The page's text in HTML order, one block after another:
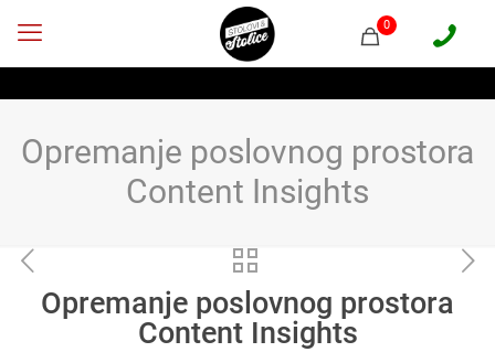
0
Opremanje poslovnog prostora
Content Insights
Opremanje poslovnog prostora
Content Insights